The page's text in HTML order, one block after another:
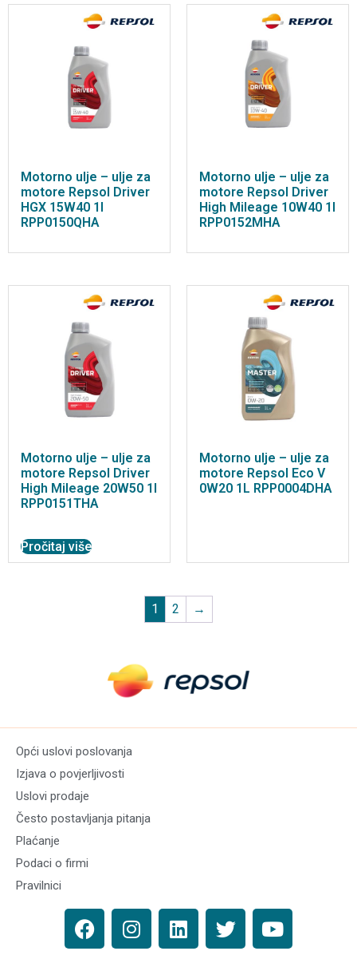
Motorno ulje – ulje za
motore Repsol Driver
HGX 15W40 1l
RPP0150QHA
Motorno ulje – ulje za
motore Repsol Driver
High Mileage 10W40 1l
RPP0152MHA
Motorno ulje – ulje za
motore Repsol Driver
High Mileage 20W50 1l
RPP0151THA
Pročitaj više
Motorno ulje – ulje za
motore Repsol Eco V
0W20 1L RPP0004DHA
1 2 →
Opći uslovi poslovanja
Izjava o povjerljivosti
Uslovi prodaje
Često postavljanja pitanja
Plaćanje
Podaci o firmi
Pravilnici